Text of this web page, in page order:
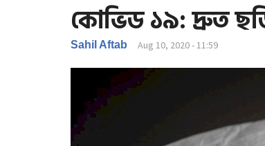
কোভিড ১৯: দ্রুত
Sahil Aftab Aug 10, 2020 - 11:59